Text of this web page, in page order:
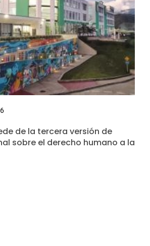
de la tercera versión de
sobre el derecho humano a la